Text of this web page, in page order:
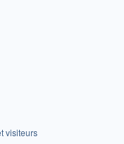
visiteurs